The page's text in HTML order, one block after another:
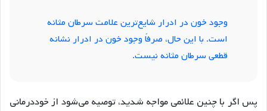
وجود خون در ادرار شایع‌ترین علامت سرطان مثانه
است. با این حال، صرفاً وجود خون در ادرار نشانه
قطعی سرطان مثانه نیست.
پس اگر با چنین علائمی مواجه شدید، توصیه می‌شود از خوددرمانی